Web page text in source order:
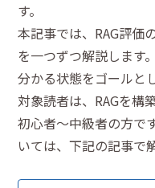
す。
本記事では、RAG評価
を一つずつ解説します
分かる状態をゴールと
対象読者は、RAGを構
初心者〜中級者の方で
いては、下記の記事で